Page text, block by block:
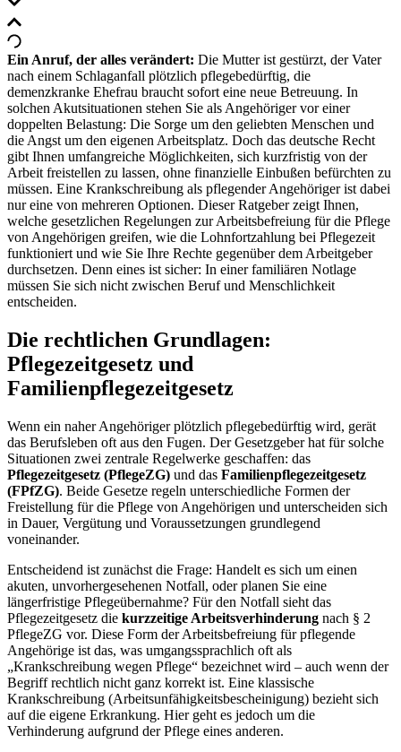
Ein Anruf, der alles verändert: Die Mutter ist gestürzt, der Vater
nach einem Schlaganfall plötzlich pflegebedürftig, die
demenzkranke Ehefrau braucht sofort eine neue Betreuung. In
solchen Akutsituationen stehen Sie als Angehöriger vor einer
doppelten Belastung: Die Sorge um den geliebten Menschen und
die Angst um den eigenen Arbeitsplatz. Doch das deutsche Recht
gibt Ihnen umfangreiche Möglichkeiten, sich kurzfristig von der
Arbeit freistellen zu lassen, ohne finanzielle Einbußen befürchten zu
müssen. Eine Krankschreibung als pflegender Angehöriger ist dabei
nur eine von mehreren Optionen. Dieser Ratgeber zeigt Ihnen,
welche gesetzlichen Regelungen zur Arbeitsbefreiung für die Pflege
von Angehörigen greifen, wie die Lohnfortzahlung bei Pflegezeit
funktioniert und wie Sie Ihre Rechte gegenüber dem Arbeitgeber
durchsetzen. Denn eines ist sicher: In einer familiären Notlage
müssen Sie sich nicht zwischen Beruf und Menschlichkeit
entscheiden.
Die rechtlichen Grundlagen:
Pflegezeitgesetz und
Familienpflegezeitgesetz
Wenn ein naher Angehöriger plötzlich pflegebedürftig wird, gerät
das Berufsleben oft aus den Fugen. Der Gesetzgeber hat für solche
Situationen zwei zentrale Regelwerke geschaffen: das
Pflegezeitgesetz (PflegeZG) und das Familienpflegezeitgesetz
(FPfZG). Beide Gesetze regeln unterschiedliche Formen der
Freistellung für die Pflege von Angehörigen und unterscheiden sich
in Dauer, Vergütung und Voraussetzungen grundlegend
voneinander.
Entscheidend ist zunächst die Frage: Handelt es sich um einen
akuten, unvorhergesehenen Notfall, oder planen Sie eine
längerfristige Pflegeübernahme? Für den Notfall sieht das
Pflegezeitgesetz die kurzzeitige Arbeitsverhinderung nach § 2
PflegeZG vor. Diese Form der Arbeitsbefreiung für pflegende
Angehörige ist das, was umgangssprachlich oft als
„Krankschreibung wegen Pflege“ bezeichnet wird – auch wenn der
Begriff rechtlich nicht ganz korrekt ist. Eine klassische
Krankschreibung (Arbeitsunfähigkeitsbescheinigung) bezieht sich
auf die eigene Erkrankung. Hier geht es jedoch um die
Verhinderung aufgrund der Pflege eines anderen.